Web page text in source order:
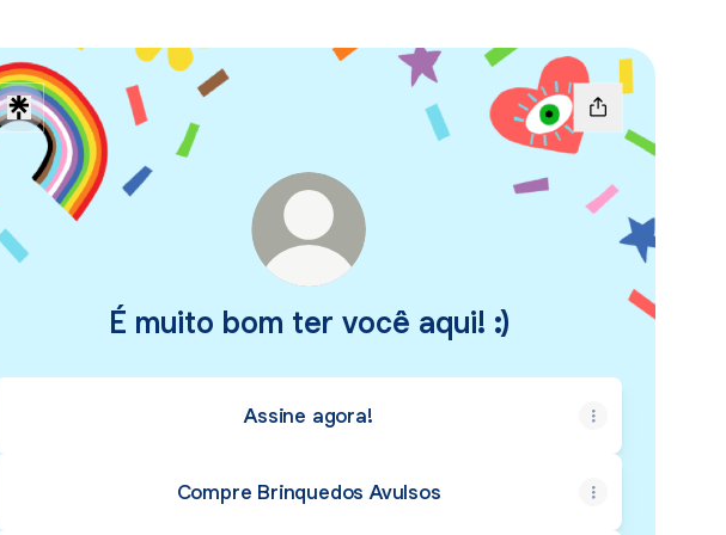
É muito bom ter você aqui! :)
Assine agora!
Compre Brinquedos Avulsos